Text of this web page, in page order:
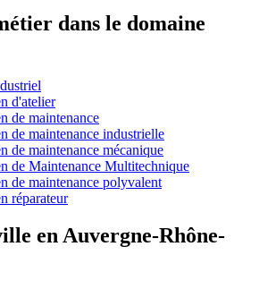
dans le domaine
d'atelier
de maintenance
de maintenance industrielle
de maintenance mécanique
de Maintenance Multitechnique
de maintenance polyvalent
réparateur
en Auvergne-Rhône-